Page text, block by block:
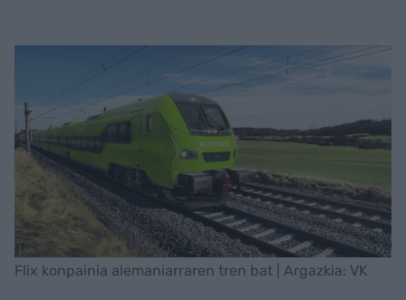
Flix konpainia alemaniarraren tren bat | Argazkia: VK